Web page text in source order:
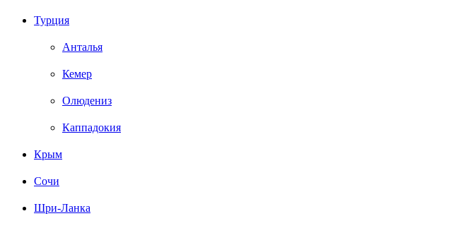
Турция
Анталья
Кемер
Олюдениз
Каппадокия
Крым
Сочи
Шри-Ланка